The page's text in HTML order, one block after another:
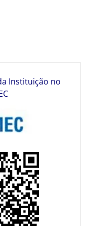
Instituição no